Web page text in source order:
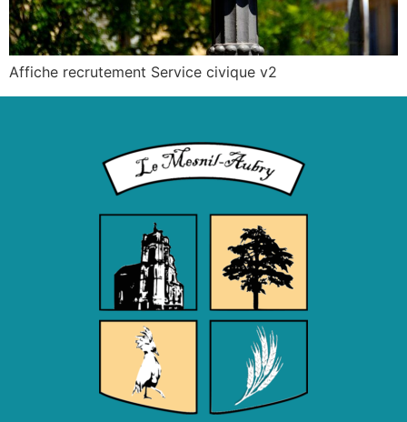
Affiche recrutement Service civique v2